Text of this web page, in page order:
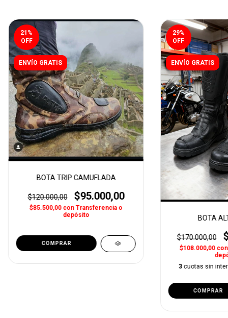
21 %
OFF
ENVÍO GRATIS
BOTA TRIP CAMUFLADA
$120.000,00 $95.000,00
$85.500,00 con Transferencia o
depósito
COMPRAR
29%
OFF
ENVÍO GRATIS
BOTA
$170.000,00
$108.000,00 con
3 cuotas sin
COMPRAR